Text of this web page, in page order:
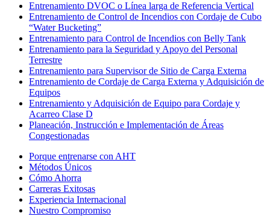
Entrenamiento DVOC o Línea larga de Referencia Vertical
Entrenamiento de Control de Incendios con Cordaje de Cubo
“Water Bucketing”
Entrenamiento para Control de Incendios con Belly Tank
Entrenamiento para la Seguridad y Apoyo del Personal
Terrestre
Entrenamiento para Supervisor de Sitio de Carga Externa
Entrenamiento de Cordaje de Carga Externa y Adquisición de
Equipos
Entrenamiento y Adquisición de Equipo para Cordaje y
Acarreo Clase D
Planeación, Instrucción e Implementación de Áreas
Congestionadas
Porque entrenarse con AHT
Métodos Únicos
Cómo Ahorra
Carreras Exitosas
Experiencia Internacional
Nuestro Compromiso